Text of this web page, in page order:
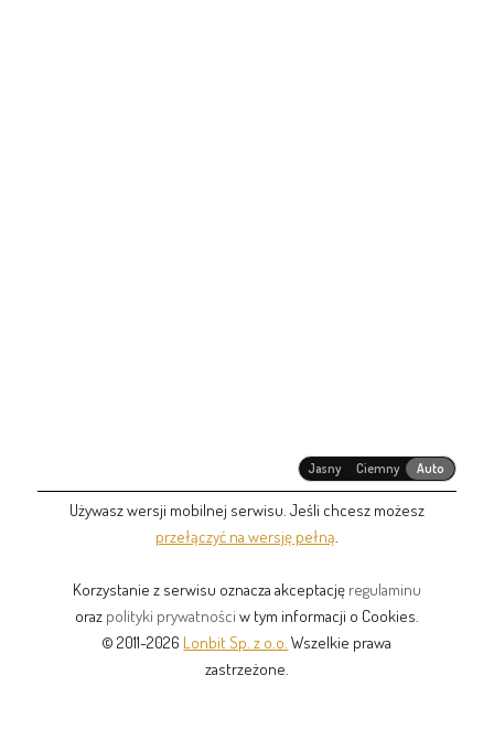
Jasny Ciemny Auto
Używasz wersji mobilnej serwisu. Jeśli chcesz możesz
przełączyć na wersję pełną
Korzystanie z serwisu oznacza akceptację regulaminu
oraz polityki prywatności w tym informacji o Cookies.
© 2011-2026 Lonbit Sp. z o.o. Wszelkie prawa
zastrzeżone.